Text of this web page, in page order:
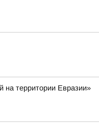
на территории Евразии»